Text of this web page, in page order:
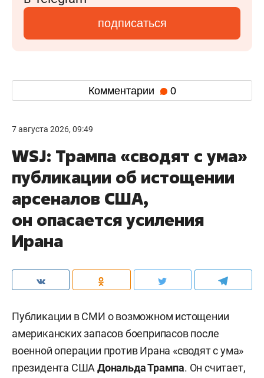
подписаться
Комментарии 0
7 августа 2026, 09:49
WSJ: Трампа «сводят с ума»
публикации об истощении
арсеналов США,
он опасается усиления
Ирана
Публикации в СМИ о возможном истощении
американских запасов боеприпасов после
военной операции против Ирана «сводят с ума»
президента СШАДональда Трампа. Он считает,